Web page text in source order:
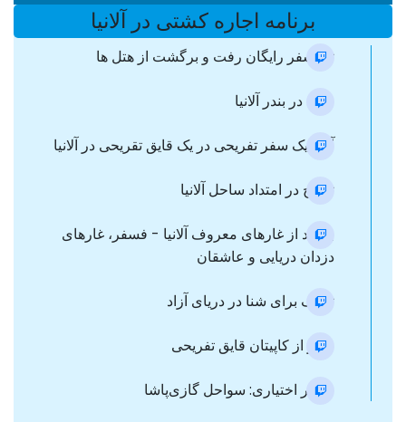
برنامه اجاره کشتی در آلانیا
ترانسفر رایگان رفت و برگشت از هتل ها
ورود در بندر آلانیا
آغاز یک سفر تفریحی در یک قایق تقریحی در آلانیا
تفریح در امتداد ساحل آلانیا
بازدید از غارهای معروف آلانیا - فسفر، غارهای
دزدان دریایی و عاشقان
توقف برای شنا در دریای آزاد
ناهار از کاپیتان قایق تفریحی
مسیر اختیاری: سواحل گازی‌پاشا